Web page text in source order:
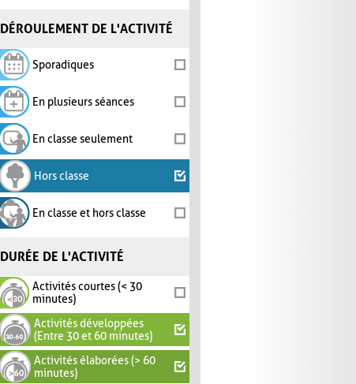
DÉROULEMENT DE L'ACTIVITÉ
Sporadiques
En plusieurs séances
En classe seulement
Hors classe
En classe et hors classe
DURÉE DE L'ACTIVITÉ
Activités courtes (< 30
minutes)
Activités développées
(Entre 30 et 60 minutes)
Activités élaborées (> 60
minutes)